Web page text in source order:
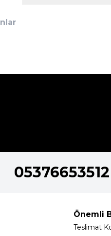
05376653512
Önemli
Teslimat